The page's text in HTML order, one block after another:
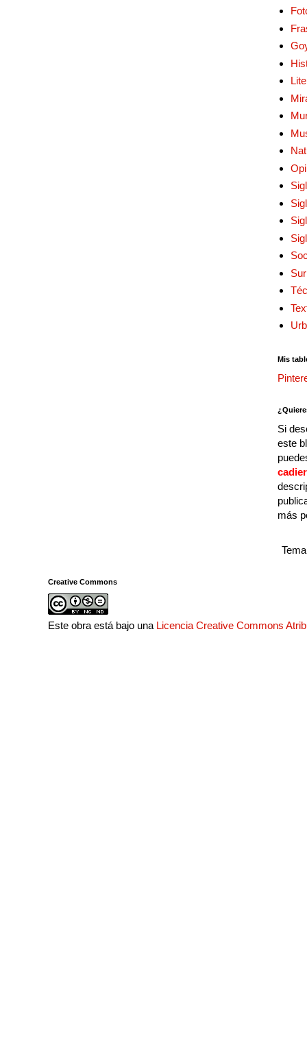
Mis
Si
este
más
Creative Commons
Este obra está bajo una Licencia Creative Commons